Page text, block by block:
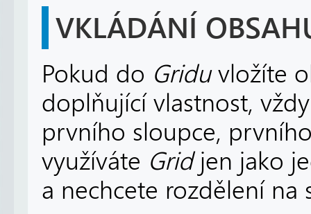
VKLÁDÁNÍ
Pokud do Griduvložíte
doplňující vlastnost,
prvního sloupce,
využíváte Gridjen jako
a nechcete rozdělení na